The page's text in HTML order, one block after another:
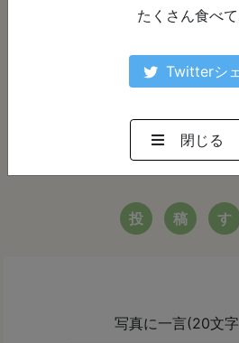
6 8 9
たくさん食べ
Twitterシ
閉じる
投 稿 す
写真に一言(20文